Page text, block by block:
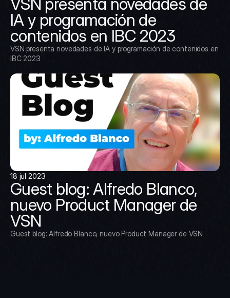
IA y programación de
contenidos en IBC 2023
VSN presenta novedades de IA y programación de contenidos en
IBC 2023
18 jul 2023
Guest blog: Alfredo Blanco,
nuevo Product Manager de
VSN
Guest blog: Alfredo Blanco, nuevo Product Manager de VSN